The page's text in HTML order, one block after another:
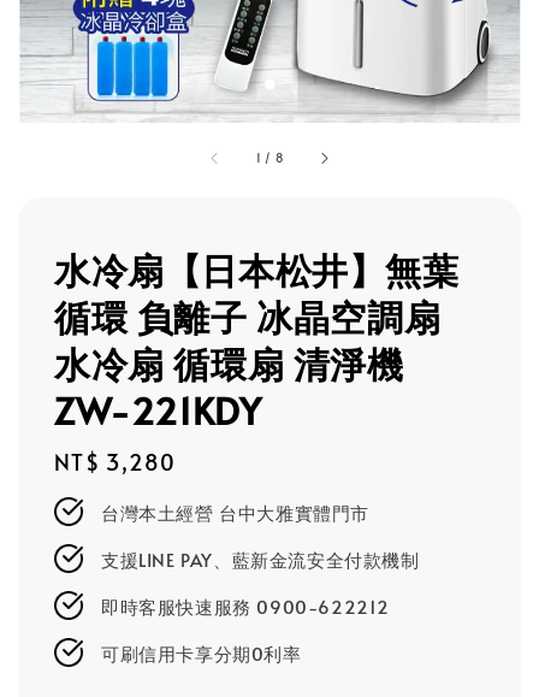
1 / 8
水冷扇【日本松井】無葉
循環 負離子 冰晶空調扇
水冷扇 循環扇 清淨機
ZW-221KDY
Regular
price
NT$ 3,280
台灣本土經營 台中大雅實體門市
支援LINE PAY、藍新金流安全付款機制
即時客服快速服務 0900-622212
可刷信用卡享分期0利率